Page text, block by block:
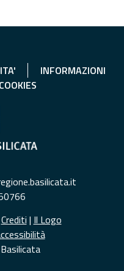
INFORMAZIONI
COOKIES
Crediti | Il Logo